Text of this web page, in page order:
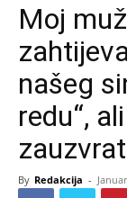
Moj
našeg
redu“,
By Redakcija -